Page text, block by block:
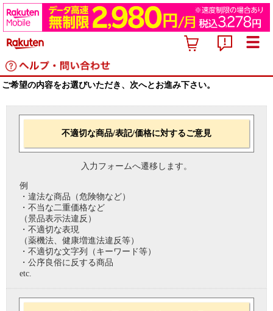
ご希望の内容をお選びいただき、次へとお進み下さい。
不適切な商品/表記/価格に対するご意見
入力フォームへ遷移します。
例
・違法な商品（危険物など）
・不当な二重価格など
（景品表示法違反）
・不適切な表現
（薬機法、健康増進法違反等）
・不適切な文字列（キーワード等）
・公序良俗に反する商品
etc.